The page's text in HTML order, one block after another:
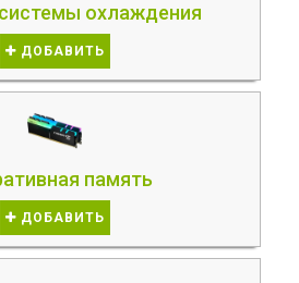
охлаждения
ДОБАВИТЬ
память
ДОБАВИТЬ